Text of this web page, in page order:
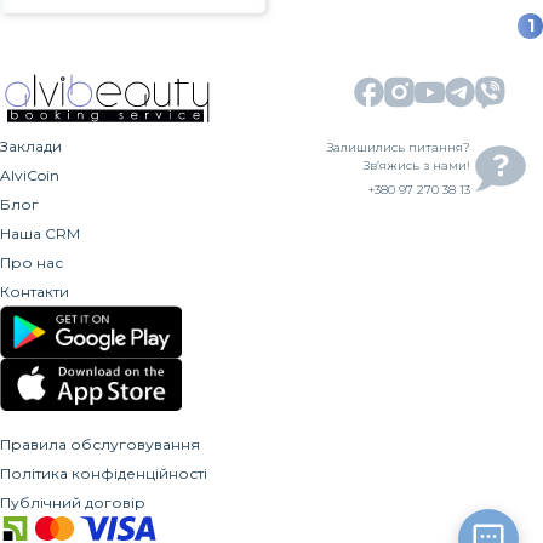
1
Заклади
AlviCoin
Блог
Наша CRM
Про нас
Контакти
Залишились питання?
Зв’яжись з нами!
+380 97 270 38 13
Правила обслуговування
Політика конфіденційності
Публічний договір